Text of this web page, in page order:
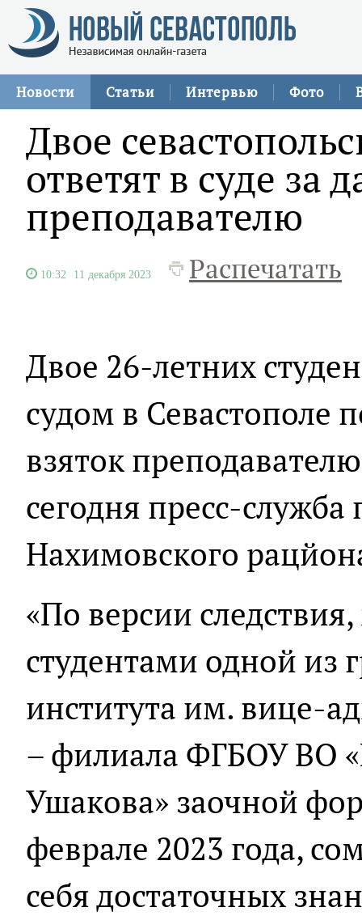
Новости Статьи Интервью Фото
Двое
ответят в суде за
преподавателю
10:32 11 декабря 2023 Распечатать
Двое 26-летних
судом в Севастополе
взяток
сегодня пресс-
Нахимовского
«По версии
студентами одной из
института им. вице-
– филиала ФГБОУ ВО
Ушакова» заочной
феврале 2023 года,
себя достаточных